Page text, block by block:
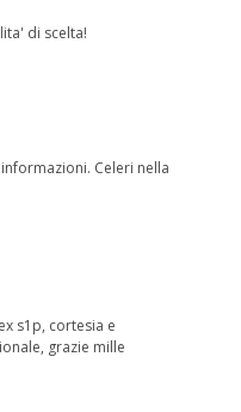
di scelta!
Celeri nella
s1p, cortesia e
grazie mille